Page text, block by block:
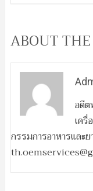
ABOUT
อดี
เครื่
กรรมการอาหารและ